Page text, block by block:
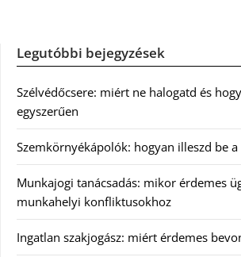
Legutóbbi bejegyzések
Szélvédőcsere: miért ne halogatd és
egyszerűen
Szemkörnyékápolók: hogyan illeszd be
Munkajogi tanácsadás: mikor érdemes
munkahelyi konfliktusokhoz
Ingatlan szakjogász: miért érdemes